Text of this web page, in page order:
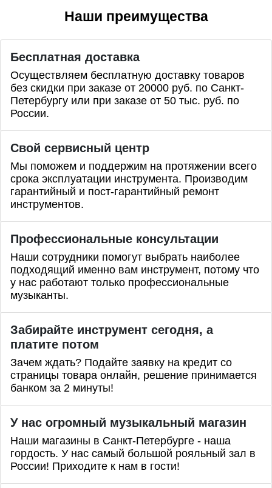
Наши преимущества
Бесплатная доставка
Осуществляем бесплатную доставку товаров
без скидки при заказе от 20000 руб. по Санкт-
Петербургу или при заказе от 50 тыс. руб. по
России.
Свой сервисный центр
Мы поможем и поддержим на протяжении всего
срока эксплуатации инструмента. Производим
гарантийный и пост-гарантийный ремонт
инструментов.
Профессиональные консультации
Наши сотрудники помогут выбрать наиболее
подходящий именно вам инструмент, потому что
у нас работают только профессиональные
музыканты.
Забирайте инструмент сегодня, а
платите потом
Зачем ждать? Подайте заявку на кредит со
страницы товара онлайн, решение принимается
банком за 2 минуты!
У нас огромный музыкальный магазин
Наши магазины в Санкт-Петербурге - наша
гордость. У нас самый большой рояльный зал в
России! Приходите к нам в гости!